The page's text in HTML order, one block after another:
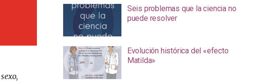
,
Seis problemas que la ciencia no
puede resolver
Evolución histórica del «efecto
Matilda»